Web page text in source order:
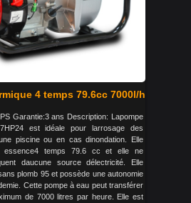
4 temps 79.6cc 7000l/h
Garantie:3 ans Description: Lapompe
est idéale pour larrosage des
piscine ou en cas dinondation. Elle
essence4 temps 79.6 cc et elle ne
daucune source délectricité. Elle
plomb 95 et possède une autonomie
Cette pompe à eau peut transférer
de 7000 litres par heure. Elle est